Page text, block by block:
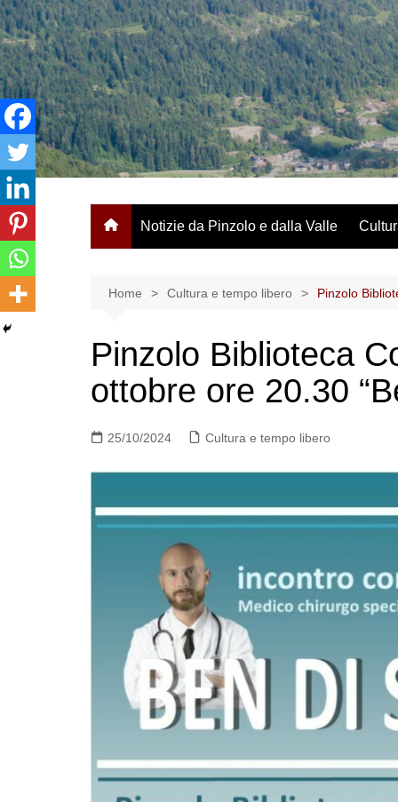
Salta
al
contenuto
Notizie da Pinzolo e dalla Valle
Home Cultura e tempo libero Pinzolo
Pinzolo Biblioteca
ottobre ore 20.30
25/10/2024 Cultura e tempo libero